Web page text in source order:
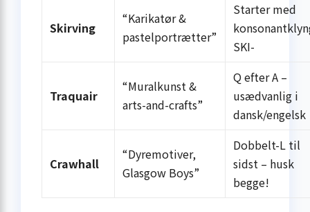
Skirving
“Karikatør &
pastelportrætter”
Starter med
SKI-
Traquair
“Muralkunst &
arts-and-crafts”
Q efter A –
usædvanlig i
dansk/engelsk
Crawhall
“Dyremotiver,
Glasgow Boys”
Dobbelt-L til
sidst – husk
begge!